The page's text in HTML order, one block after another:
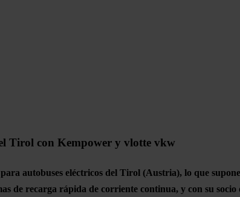
Tirol con Kempower y vlotte vkw
autobuses eléctricos del Tirol (Austria), lo que
de recarga rápida de corriente continua, y con su